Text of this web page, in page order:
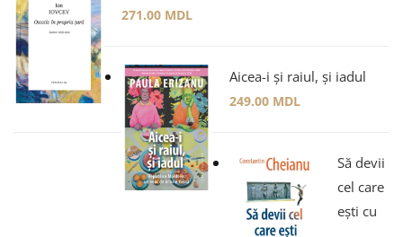
271.00 MDL
Aicea-i și raiul, și iadul
249.00 MDL
Să devii
cel care
ești cu